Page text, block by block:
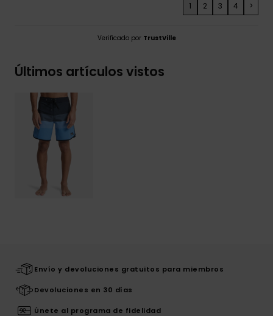
1 2 3 4 >
Verificado por TrustVille
Últimos artículos vistos
Envío y devoluciones gratuitos para miembros
Devoluciones en 30 días
Únete al programa de fidelidad